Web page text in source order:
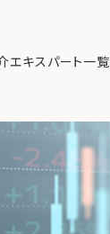
エキスパート一覧
・プラン
一覧